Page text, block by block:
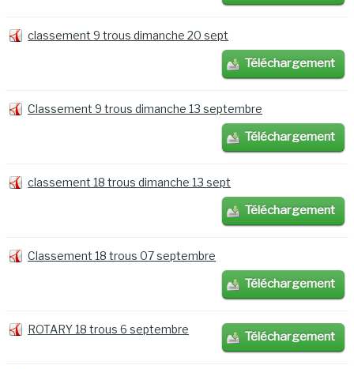
classement 9 trous dimanche 20 sept
Téléchargement
Classement 9 trous dimanche 13 septembre
Téléchargement
classement 18 trous dimanche 13 sept
Téléchargement
Classement 18 trous 07 septembre
Téléchargement
ROTARY 18 trous 6 septembre Téléchargement